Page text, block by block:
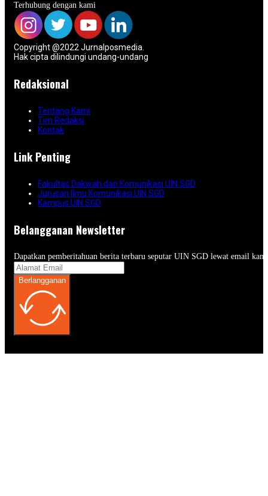
Terhubung dengan kami
Copyright @2022 Jurnalposmedia.
Hak cipta dilindungi undang-undang
Redaksional
Tentang Kami
Tim Redaksi
Kontak
Link Penting
Fakultas Dakwah dan Komunikasi UIN SGD
Jurusan Ilmu Komunikasi UIN SGD
Kampus UIN SGD
Belangganan Newsletter
Dapatkan pemberitahuan berita terbaru seputar UIN SGD lewat email
Berlangganan